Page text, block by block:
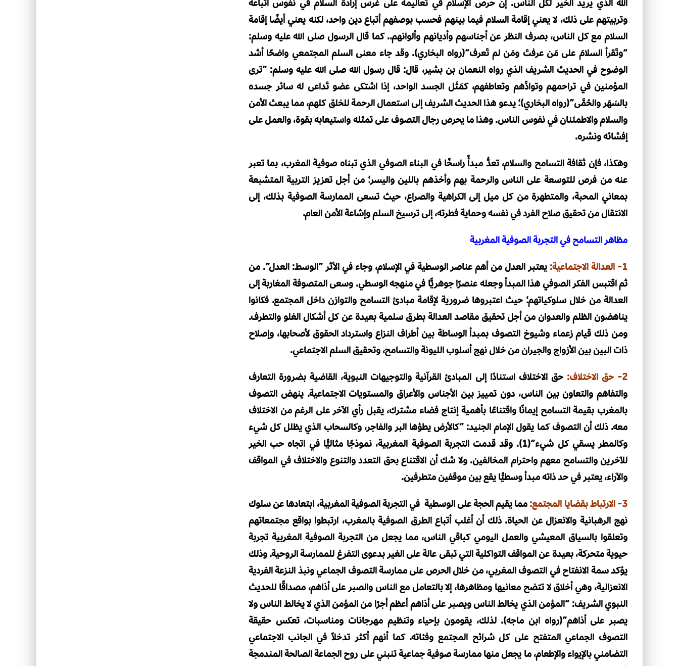
الله الذي يريد الخير لكل الناس. إن حرص الإسلام في تعاليمه على غرس إرادة السلام في نفوس أتباعه
وتربيتهم على ذلك، لا يعني إقامة السلام فيما بينهم فحسب بوصفهم أتباع دين واحد، لكنه يعني أيضًا إقامة
السلام مع كل الناس، بصرف النظر عن أجناسهم وأديانهم وألوانهم.. كما قال الرسول صلى الله عليه وسلم:
“وتَقرأ السلامَ على مَن عرفتَ ومَن لم تَعرف”(رواه البخاري). وقد جاء معنى السلم المجتمعي واضحًا أشد
الوضوح في الحديث الشريف الذي رواه النعمان بن بشير، قال: قال رسول الله صلى الله عليه وسلم: “ترى
المؤمنين في تراحمهم وتوادِّهم وتعاطفهم، كمَثَل الجسد الواحد، إذا اشتكى عضو تَداعى له سائر جسده
بالسَهَر والحُمَّى”(رواه البخاري)؛ يدعو هذا الحديث الشريف إلى استعمال الرحمة للخلق كلهم، مما يبعث الأمن
والسلام والاطمئنان في نفوس الناس. وهذا ما يحرص رجال التصوف على تمثله واستيعابه بقوة، والعمل على
إفشائه ونشره.
وهكذا، فإن ثقافة التسامح والسلام، تعدُّ مبدأً راسخًا في البناء الصوفي الذي تبناه صوفية المغرب، بما تعبر
عنه من فرص للتوسعة على الناس والرحمة بهم وأخذهم باللين واليسر؛ من أجل تعزيز التربية المتشبعة
بمعاني المحبة، والمتطهرة من كل ميل إلى الكراهية والصراع، حيث تسعى الممارسة الصوفية بذلك، إلى
الانتقال من تحقيق صلاح الفرد في نفسه وحماية فطرته، إلى ترسيخ السلم وإشاعة الأمن العام.
مظاهر التسامح في التجربة الصوفية المغربية
1- العدالة الاجتماعية:
يعتبر العدل من أهم عناصر الوسطية في الإسلام، وجاء في الأثر “الوسط: العدل”. من
ثم اقتبس الفكر الصوفي هذا المبدأ وجعله عنصرًا جوهريًّا في منهجه الوسطي. وسعى المتصوفة المغاربة إلى
العدالة من خلال سلوكياتهم؛ حيث اعتبروها ضرورية لإقامة مبادئ التسامح والتوازن داخل المجتمع. فكانوا
يناهضون الظلم والعدوان من أجل تحقيق مقاصد العدالة بطرق سلمية بعيدة عن كل أشكال الغلو والتطرف.
ومن ذلك قيام زعماء وشيوخ التصوف بمبدأ الوساطة بين أطراف النزاع واسترداد الحقوق لأصحابها، وإصلاح
ذات البين بين الأزواج والجيران من خلال نهج أسلوب الليونة والتسامح، وتحقيق السلم الاجتماعي.
2- حق الاختلاف:
حق الاختلاف استنادًا إلى المبادئ القرآنية والتوجيهات النبوية، القاضية بضرورة التعارف
والتفاهم والتعاون بين الناس، دون تمييز بين الأجناس والأعراق والمستويات الاجتماعية. ينهض التصوف
بالمغرب بقيمة التسامح إيمانًا واقتناعًا بأهمية إنتاج فضاء مشترك، يقبل رأي الآخر على الرغم من الاختلاف
معه. ذلك أن التصوف كما يقول الإمام الجنيد: “كالأرض يطؤها البر والفاجر، وكالسحاب الذي يظلل كل شيء
وكالمطر يسقي كل شيء”(1). وقد قدمت التجربة الصوفية المغربية، نموذجًا مثاليًّا في اتجاه حب الخير
للآخرين والتسامح معهم واحترام المخالفين. ولا شك أن الاقتناع بحق التعدد والتنوع والاختلاف في المواقف
والآراء، يعتبر في حد ذاته مبدأ وسطيًّا يقع بين موقفين متطرفين.
3- الارتباط بقضايا المجتمع:
مما يقيم الحجة على الوسطية في التجربة الصوفية المغربية، ابتعادها عن سلوك
نهج الرهبانية والانعزال عن الحياة. ذلك أن أغلب أتباع الطرق الصوفية بالمغرب، ارتبطوا بواقع مجتمعاتهم
وتعلقوا بالسياق المعيشي والعمل اليومي كباقي الناس، مما يجعل من التجربة الصوفية المغربية تجربة
حيوية متحركة، بعيدة عن المواقف التواكلية التي تبقى عالة على الغير بدعوى التفرغ للممارسة الروحية. وذلك
يؤكد سمة الانفتاح في التصوف المغربي، من خلال الحرص على ممارسة التصوف الجماعي ونبذ النزعة الفردية
الانعزالية، وهي أخلاق لا تتضح معانيها ومظاهرها، إلا بالتعامل مع الناس والصبر على أذاهم، مصداقًا للحديث
النبوي الشريف: “المؤمن الذي يخالط الناس ويصبر على أذاهم أعظم أجرًا من المؤمن الذي لا يخالط الناس ولا
يصبر على أذاهم”(رواه ابن ماجه). لذلك، يقومون بإحياء وتنظيم مهرجانات ومناسبات، تعكس حقيقة
التصوف الجماعي المتفتح على كل شرائح المجتمع وفئاته. كما أنهم أكثر تدخلاً في الجانب الاجتماعي
التضامني بالإيواء والإطعام، ما يجعل منها ممارسة صوفية جماعية تنبني على روح الجماعة الصالحة المندمجة